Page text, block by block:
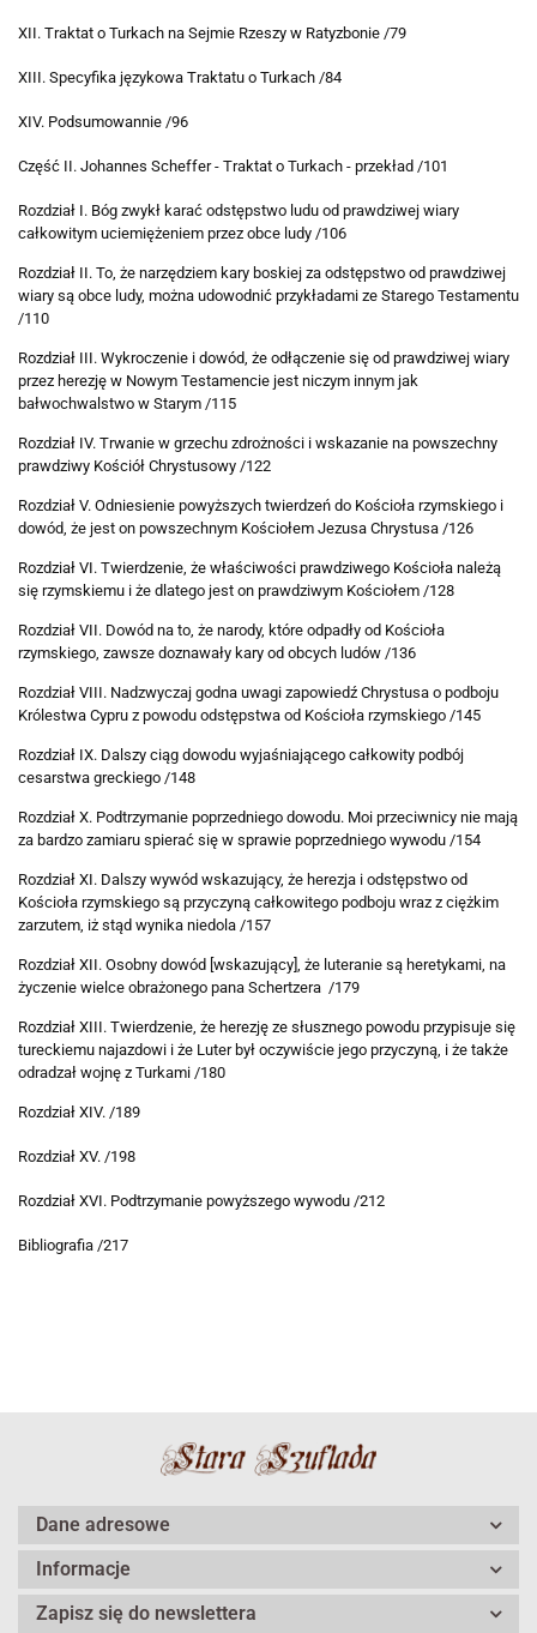
XII. Traktat o Turkach na Sejmie Rzeszy w Ratyzbonie /79
XIII. Specyfika językowa Traktatu o Turkach /84
XIV. Podsumowannie /96
Część II. Johannes Scheffer - Traktat o Turkach - przekład /101
Rozdział I. Bóg zwykł karać odstępstwo ludu od prawdziwej wiary
całkowitym uciemiężeniem przez obce ludy /106
Rozdział II. To, że narzędziem kary boskiej za odstępstwo od prawdziwej
wiary są obce ludy, można udowodnić przykładami ze Starego Testamentu
/110
Rozdział III. Wykroczenie i dowód, że odłączenie się od prawdziwej wiary
przez herezję w Nowym Testamencie jest niczym innym jak
bałwochwalstwo w Starym /115
Rozdział IV. Trwanie w grzechu zdrożności i wskazanie na powszechny
prawdziwy Kościół Chrystusowy /122
Rozdział V. Odniesienie powyższych twierdzeń do Kościoła rzymskiego i
dowód, że jest on powszechnym Kościołem Jezusa Chrystusa /126
Rozdział VI. Twierdzenie, że właściwości prawdziwego Kościoła należą
się rzymskiemu i że dlatego jest on prawdziwym Kościołem /128
Rozdział VII. Dowód na to, że narody, które odpadły od Kościoła
rzymskiego, zawsze doznawały kary od obcych ludów /136
Rozdział VIII. Nadzwyczaj godna uwagi zapowiedź Chrystusa o podboju
Królestwa Cypru z powodu odstępstwa od Kościoła rzymskiego /145
Rozdział IX. Dalszy ciąg dowodu wyjaśniającego całkowity podbój
cesarstwa greckiego /148
Rozdział X. Podtrzymanie poprzedniego dowodu. Moi przeciwnicy nie mają
za bardzo zamiaru spierać się w sprawie poprzedniego wywodu /154
Rozdział XI. Dalszy wywód wskazujący, że herezja i odstępstwo od
Kościoła rzymskiego są przyczyną całkowitego podboju wraz z ciężkim
zarzutem, iż stąd wynika niedola /157
Rozdział XII. Osobny dowód [wskazujący], że luteranie są heretykami, na
życzenie wielce obrażonego pana Schertzera /179
Rozdział XIII. Twierdzenie, że herezję ze słusznego powodu przypisuje się
tureckiemu najazdowi i że Luter był oczywiście jego przyczyną, i że także
odradzał wojnę z Turkami /180
Rozdział XIV. /189
Rozdział XV. /198
Rozdział XVI. Podtrzymanie powyższego wywodu /212
Bibliografia /217
Dane adresowe
Informacje
Zapisz się do newslettera